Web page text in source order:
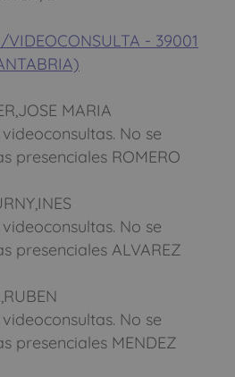
VIDEOCONSULTA - 39001
MARIA
No se
presenciales ROMERO
No se
presenciales ALVAREZ
No se
presenciales MENDEZ